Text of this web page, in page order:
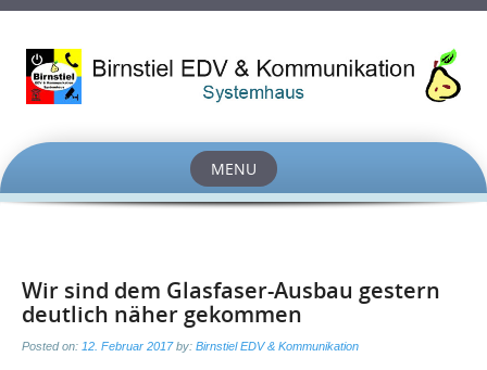
MENU
to
Wir sind dem Glasfaser-Ausbau gestern
deutlich näher gekommen
Posted on: 12. Februar 2017by: Birnstiel EDV & Kommunikation